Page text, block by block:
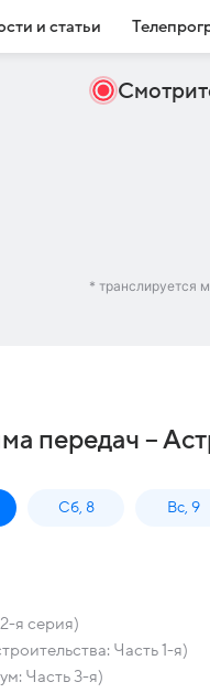
и статьи
* транслируется
передач –
Сб, 8 Вс, 9
я серия)
Часть 1-я)
Часть 3-я)